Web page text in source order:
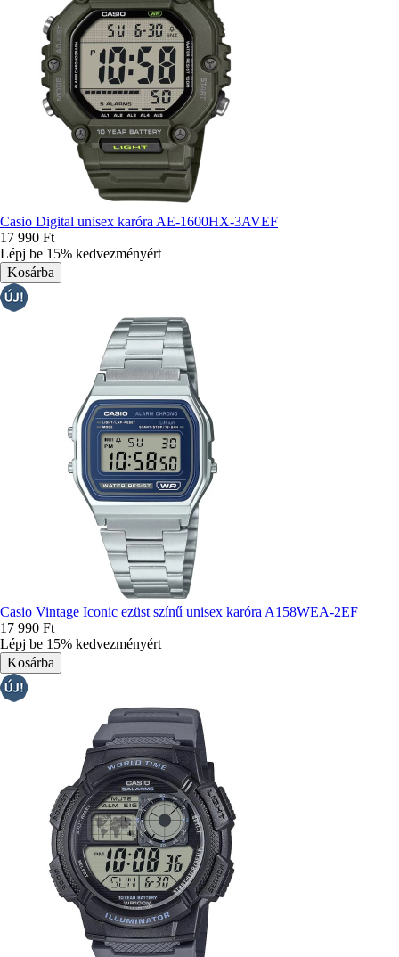
Casio Digital unisex karóra AE-1600HX-3AVEF
17 990 Ft
Lépj be 15% kedvezményért
Casio Vintage Iconic ezüst színű unisex karóra A158WEA-2EF
17 990 Ft
Lépj be 15% kedvezményért